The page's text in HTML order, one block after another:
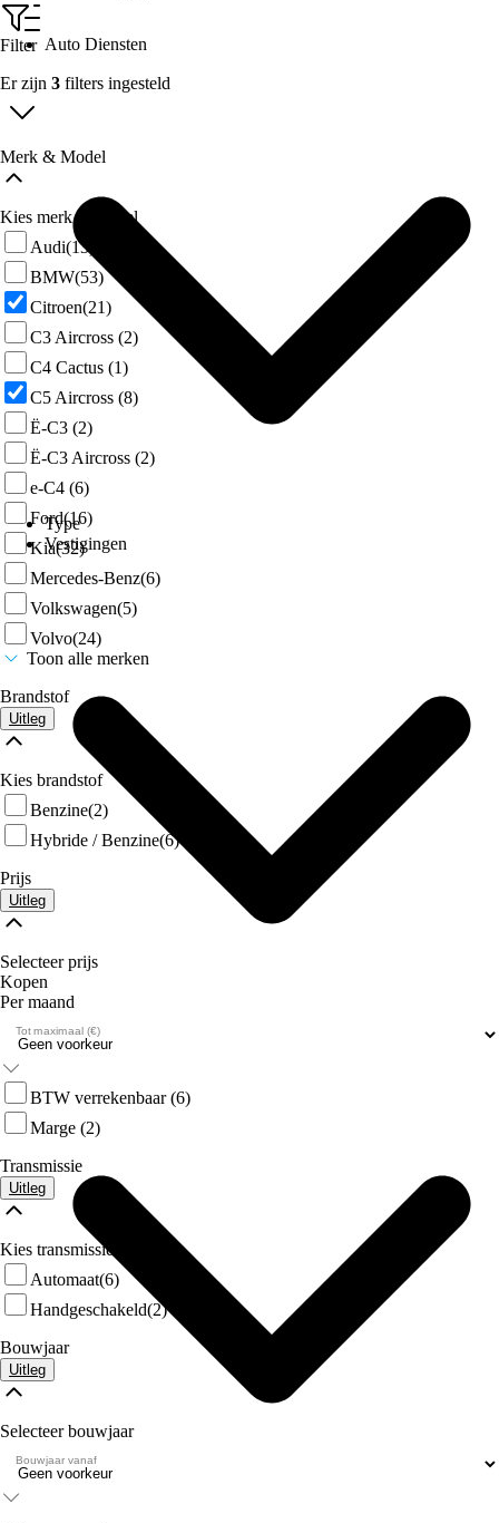
Auto Diensten
Type
Vestigingen
Over Ons
Filter
Er zijn 3 filters ingesteld
Merk & Model
Kies merk & model
Audi(13)
BMW(53)
Citroen(21)
C3 Aircross (2)
C4 Cactus (1)
C5 Aircross (8)
Ë-C3 (2)
Ë-C3 Aircross (2)
e-C4 (6)
Ford(16)
Kia(32)
Mercedes-Benz(6)
Volkswagen(5)
Volvo(24)
Toon alle merken
Brandstof
Uitleg
Kies brandstof
Benzine(2)
Hybride / Benzine(6)
Prijs
Uitleg
Selecteer prijs
Kopen
Per maand
Tot maximaal (€)
BTW verrekenbaar(6)
Marge (2)
Transmissie
Uitleg
Kies transmissie
Automaat(6)
Handgeschakeld(2)
Bouwjaar
Uitleg
Selecteer bouwjaar
Bouwjaar vanaf